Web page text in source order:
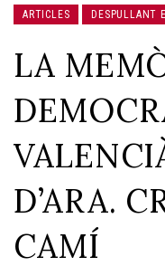
ARTICLES DESPULLANT
LA
D’ARA.
CAMÍ